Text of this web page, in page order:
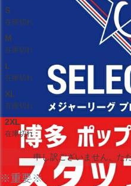
S
在庫切れ
M
在庫切れ
L
在庫切れ
XL
在庫切れ
2XL
在庫切れ
申し訳ございません。た
※重要※